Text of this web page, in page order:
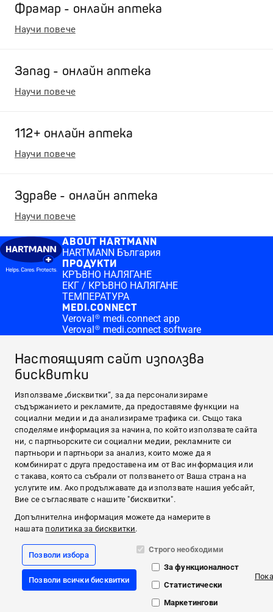
Настоящият сайт използва
бисквитки
Използваме „бисквитки“, за да персонализираме
съдържанието и рекламите, да предоставяме функции на
социални медии и да анализираме трафика си. Също така
споделяме информация за начина, по който използвате сайта
ни, с партньорските си социални медии, рекламните си
партньори и партньори за анализ, които може да я
комбинират с друга предоставена им от Вас информация или
с такава, която са събрали от ползването от Ваша страна на
услугите им. Ако продължавате да използвате нашия уебсайт,
Вие се съгласявате с нашите "бисквитки".
Допълнителна информация можете да намерите в
нашата политика за бисквитки.
Позволи избора
Позволи всички бисквитки
Строго необходими
За функционалност
Статистически
Маркетингови
Фрамар - онлайн аптека
Научи повече
Запад - онлайн аптека
Научи повече
112+ онлайн аптека
Научи повече
Здраве - онлайн аптека
Научи повече
ABOUT HARTMANN
HARTMANN България
ПРОДУКТИ
КРЪВНО НАЛЯГАНЕ
ЕКГ / КРЪВНО НАЛЯГАНЕ
ТЕМПЕРАТУРА
MEDI.CONNECT
Veroval® medi.connect app
Veroval® medi.connect software
Online pharmacies Veroval duo control
ПОЛЕЗНО
Кръвно налягане
CONTACT & MORE
Medi.connect Login
Контакт
ABOUT HARTMANN
ПРОДУКТИ
MEDI.CONNECT
КЪДЕ ДА ЗАКУПЯ
ПОЛЕЗНО
Facebook
YouTube
Публикуване и авторски права
ЗАЩИТА НА ДАННИТЕ
Политика за използване на бисквитки